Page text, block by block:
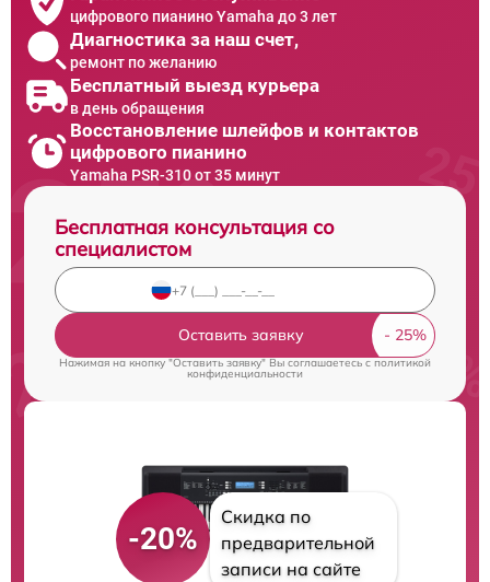
цифрового пианино Yamaha до 3 лет
Диагностика за наш счет,
ремонт по желанию
Бесплатный выезд курьера
в день обращения
Восстановление шлейфов и контактов
цифрового пианино
Yamaha PSR-310 от 35 минут
Бесплатная консультация со
специалистом
Оставить заявку
Нажимая на кнопку "Оставить заявку" Вы соглашаетесь cполитикой
конфиденциальности
-20%
Скидка по
предварительной
записи на сайте